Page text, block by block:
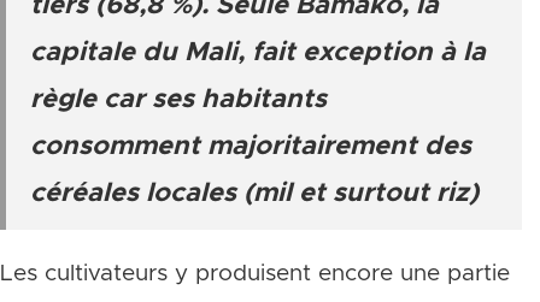
tiers (68,8 %). Seule Bamako, la
capitale du Mali, fait exception à la
règle car ses habitants
consomment majoritairement des
céréales locales (mil et surtout riz)
Les cultivateurs y produisent encore une partie